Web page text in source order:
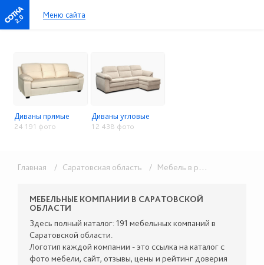
2.0 Меню сайта
Диваны прямые
24 191 фото
Диваны угловые
12 438 фото
Главная / Саратовская область / Мебель в розницу
МЕБЕЛЬНЫЕ КОМПАНИИ В САРАТОВСКОЙ
ОБЛАСТИ
Здесь полный каталог: 191 мебельных компаний в
Саратовской области.
Логотип каждой компании - это ссылка на каталог с
фото мебели, сайт, отзывы, цены и рейтинг доверия